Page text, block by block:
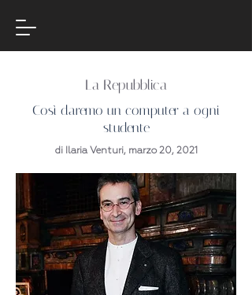
La Repubblica
Così daremo un computer a ogni
studente
di Ilaria Venturi, marzo 20, 2021